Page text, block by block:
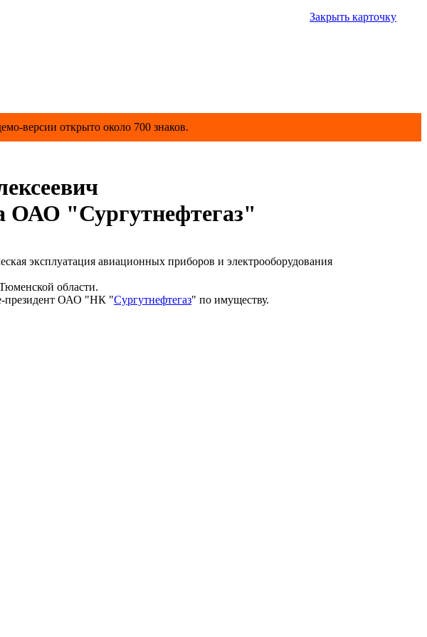
Закрыть карточку
версии открыто около 700 знаков.
ОАО "Сургутнефтегаз"
эксплуатация авиационных приборов и электрооборудования
области.
президент ОАО "НК "Сургутнефтегаз" по имуществу.